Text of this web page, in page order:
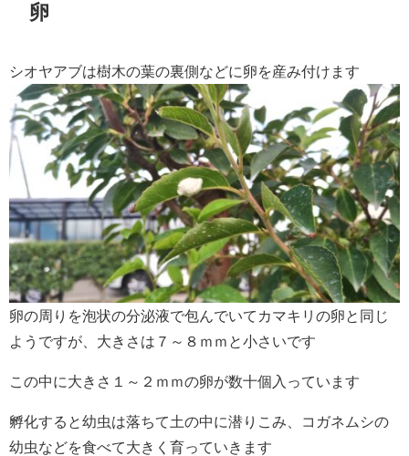
卵
シオヤアブは樹木の葉の裏側などに卵を産み付けます
卵の周りを泡状の分泌液で包んでいてカマキリの卵と同じ
ようですが、大きさは７～８ｍｍと小さいです
この中に大きさ１～２ｍｍの卵が数十個入っています
孵化すると幼虫は落ちて土の中に潜りこみ、コガネムシの
幼虫などを食べて大きく育っていきます